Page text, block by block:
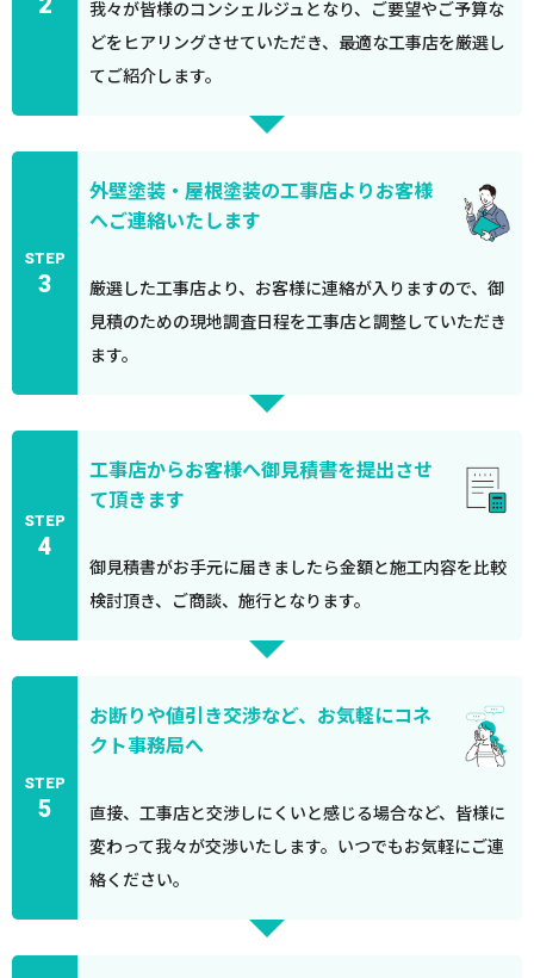
我々が皆様のコンシェルジュとなり、ご要望やご予算な
どをヒアリングさせていただき、最適な工事店を厳選し
てご紹介します。
STEP
3
外壁塗装・屋根塗装の工事店よりお客様
へご連絡いたします
厳選した工事店より、お客様に連絡が入りますので、御
見積のための現地調査日程を工事店と調整していただき
ます。
STEP
4
工事店からお客様へ御見積書を提出させ
て頂きます
御見積書がお手元に届きましたら金額と施工内容を比較
検討頂き、ご商談、施行となります。
STEP
5
お断りや値引き交渉など、お気軽にコネ
クト事務局へ
直接、工事店と交渉しにくいと感じる場合など、皆様に
変わって我々が交渉いたします。いつでもお気軽にご連
絡ください。